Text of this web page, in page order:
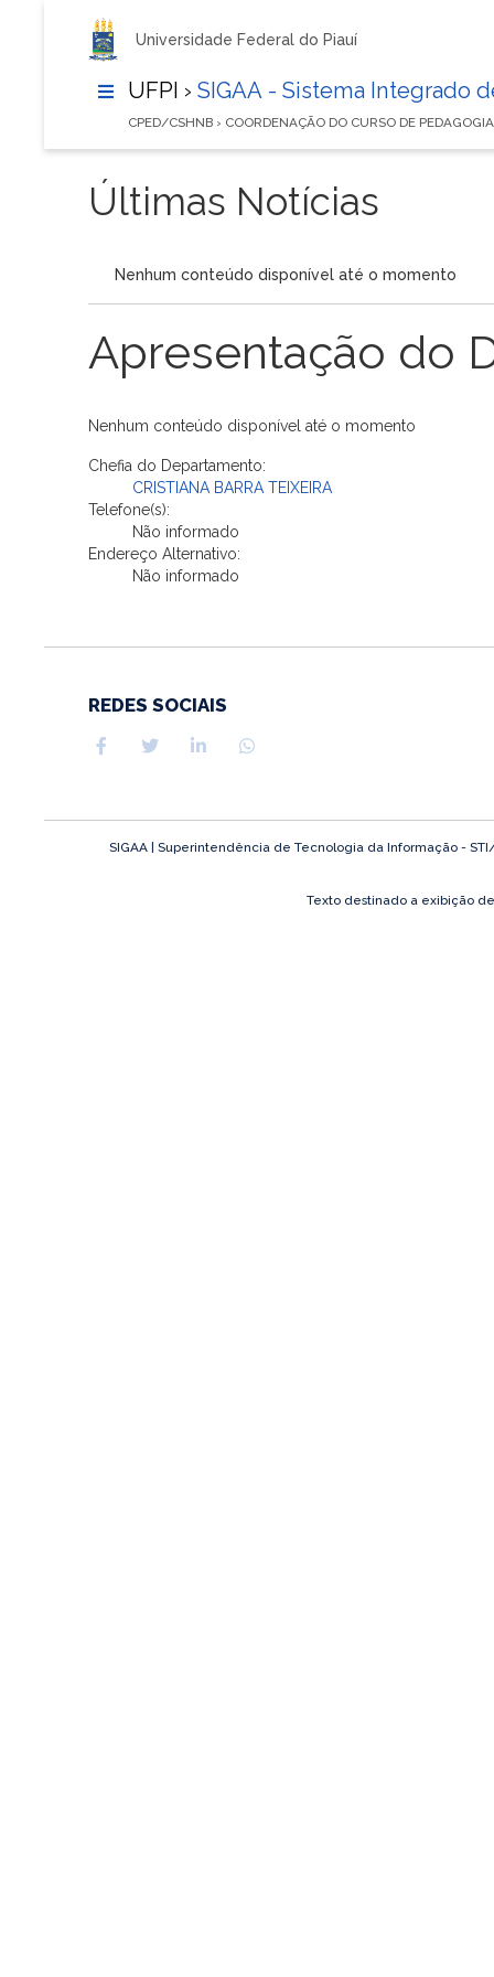
Universidade Federal do Piauí
UFPI › SIGAA - Sistema Integrado
CPED/CSHNB › COORDENAÇÃO DO CURSO DE
Últimas Notícias
Nenhum conteúdo disponível até o momento
Apresentação do
Nenhum conteúdo disponível até o momento
Chefia do Departamento:
CRISTIANA BARRA TEIXEIRA
Telefone(s):
Não informado
Endereço Alternativo:
Não informado
REDES SOCIAIS
SIGAA | Superintendência de Tecnologia da Informação -
Texto destinado a exibição